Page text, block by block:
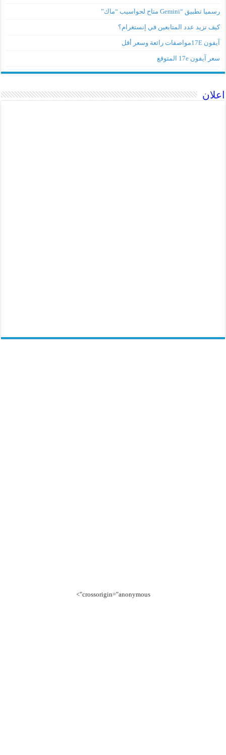
رسميا تطبيق “Gemini متاح لحواسيب “ماك”
كيف تزيد عدد المتابعين في إنستغرام؟
آيفون 17Eمواصفات رائعة وسعر أقل
سعر آيفون 17e المتوقع
اعلان
crossorigin="anonymous">